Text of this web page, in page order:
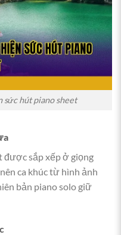
sức hút piano sheet
được sắp xếp ở giọng
ca khúc từ hình ảnh
bản piano solo giữ